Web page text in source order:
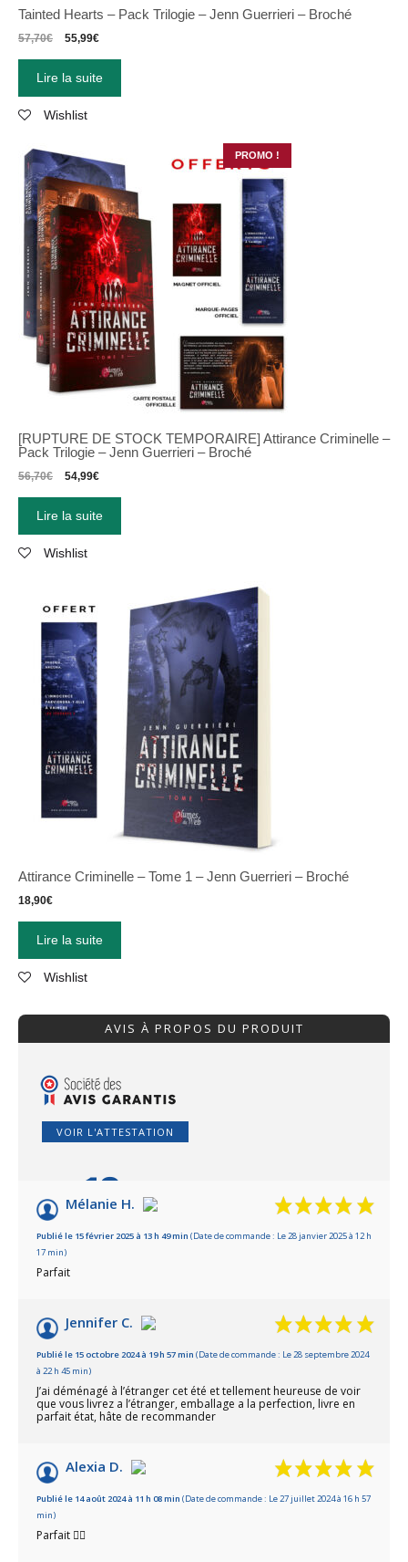
Tainted Hearts – Pack Trilogie – Jenn Guerrieri – Broché
57,70€ 55,99€
Lire la suite
Wishlist
PROMO !
[RUPTURE DE STOCK TEMPORAIRE] Attirance Criminelle –
Pack Trilogie – Jenn Guerrieri – Broché
56,70€ 54,99€
Lire la suite
Wishlist
Attirance Criminelle – Tome 1 – Jenn Guerrieri – Broché
18,90€
Lire la suite
Wishlist
AVIS À PROPOS DU PRODUIT
VOIR L'ATTESTATION
10/10
Basé sur 20 avis
Mélanie H.
Publié le 15 février 2025 à 13 h 49 min (Date de commande : Le 28 janvier 2025 à 12 h
17 min)
Parfait
Jennifer C.
Publié le 15 octobre 2024 à 19 h 57 min (Date de commande : Le 28 septembre 2024
à 22 h 45 min)
J’ai déménagé à l’étranger cet été et tellement heureuse de voir
que vous livrez a l’étranger, emballage a la perfection, livre en
parfait état, hâte de recommander
Alexia D.
Publié le 14 août 2024 à 11 h 08 min (Date de commande : Le 27 juillet 2024 à 16 h 57
min)
Parfait 👍🏽